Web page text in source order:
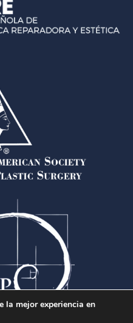
la mejor experiencia en